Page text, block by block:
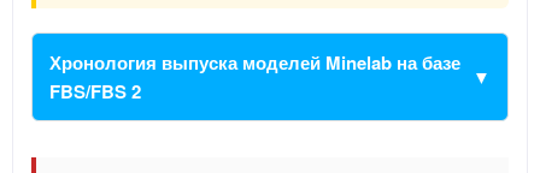
Хронология выпуска моделей Minelab на базе
FBS/FBS 2